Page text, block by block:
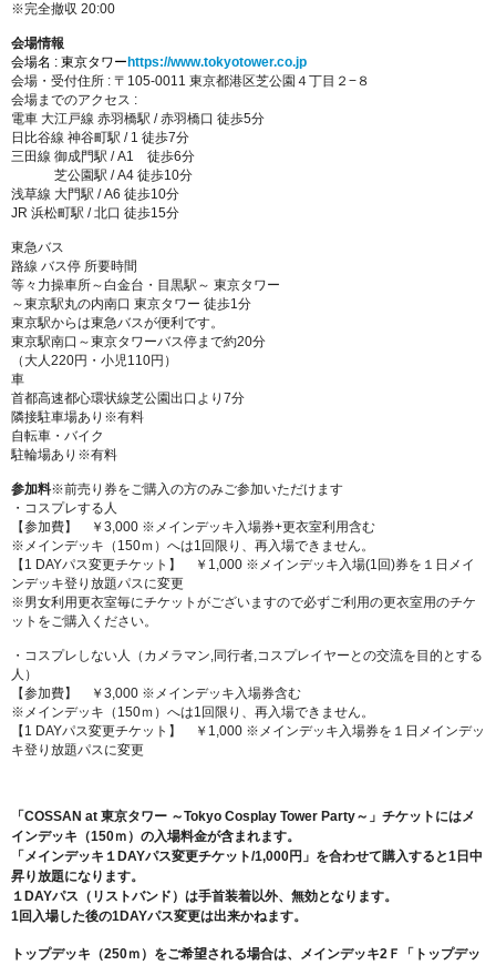
※完全撤収 20:00
会場情報
会場名 : 東京タワー https://www.tokyotower.co.jp
会場・受付住所 : 〒105-0011 東京都港区芝公園４丁目２−８
会場までのアクセス :
電車 大江戸線 赤羽橋駅 / 赤羽橋口 徒歩5分
日比谷線 神谷町駅 / 1 徒歩7分
三田線 御成門駅 / A1 徒歩6分
芝公園駅 / A4 徒歩10分
浅草線 大門駅 / A6 徒歩10分
JR 浜松町駅 / 北口 徒歩15分
東急バス
路線 バス停 所要時間
等々力操車所～白金台・目黒駅～ 東京タワー
～東京駅丸の内南口 東京タワー 徒歩1分
東京駅からは東急バスが便利です。
東京駅南口～東京タワーバス停まで約20分
（大人220円・小児110円）
車
首都高速都心環状線芝公園出口より7分
隣接駐車場あり※有料
自転車・バイク
駐輪場あり※有料
参加料※前売り券をご購入の方のみご参加いただけます
・コスプレする人
【参加費】 ￥3,000 ※メインデッキ入場券+更衣室利用含む
※メインデッキ（150ｍ）へは1回限り、再入場できません。
【1 DAYパス変更チケット】 ￥1,000 ※メインデッキ入場(1回)券を１日メイ
ンデッキ登り放題パスに変更
※男女利用更衣室毎にチケットがございますので必ずご利用の更衣室用のチケ
ットをご購入ください。
・コスプレしない人（カメラマン,同行者,コスプレイヤーとの交流を目的とする
人）
【参加費】 ￥3,000 ※メインデッキ入場券含む
※メインデッキ（150ｍ）へは1回限り、再入場できません。
【1 DAYパス変更チケット】 ￥1,000 ※メインデッキ入場券を１日メインデッ
キ登り放題パスに変更
「COSSAN at 東京タワー ～Tokyo Cosplay Tower Party～」チケットにはメ
インデッキ（150ｍ）の入場料金が含まれます。
「メインデッキ１DAYパス変更チケット/1,000円」を合わせて購入すると1日中
昇り放題になります。
１DAYパス（リストバンド）は手首装着以外、無効となります。
1回入場した後の1DAYパス変更は出来かねます。
トップデッキ（250ｍ）をご希望される場合は、メインデッキ2Ｆ「トップデッ